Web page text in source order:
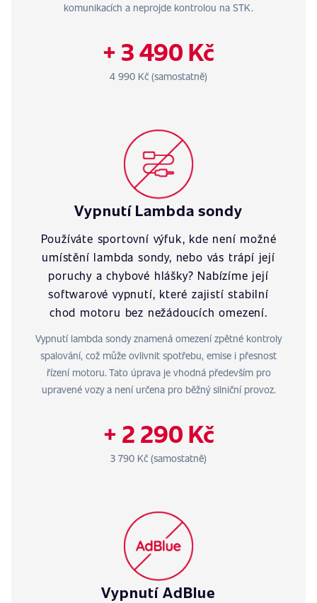
komunikacích a neprojde kontrolou na STK.
+ 3 490 Kč
4 990 Kč (samostatně)
Vypnutí Lambda sondy
Používáte sportovní výfuk, kde není možné
umístění lambda sondy, nebo vás trápí její
poruchy a chybové hlášky? Nabízíme její
softwarové vypnutí, které zajistí stabilní
chod motoru bez nežádoucích omezení.
Vypnutí lambda sondy znamená omezení zpětné kontroly
spalování, což může ovlivnit spotřebu, emise i přesnost
řízení motoru. Tato úprava je vhodná především pro
upravené vozy a není určena pro běžný silniční provoz.
+ 2 290 Kč
3 790 Kč (samostatně)
Vypnutí AdBlue